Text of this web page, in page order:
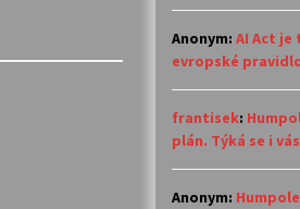
Anonym: AI Act je
evropské
frantisek:
plán. Týká se i
Anonym: